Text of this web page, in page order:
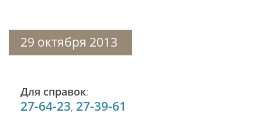
29 октября 2013
Для справок:
27-64-23, 27-39-61